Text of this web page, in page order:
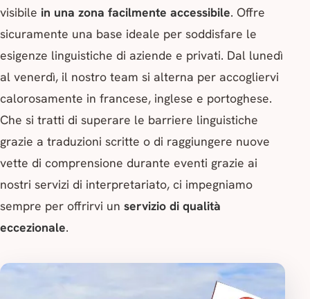
visibile in una zona facilmente accessibile. Offre
sicuramente una base ideale per soddisfare le
esigenze linguistiche di aziende e privati. Dal lunedì
al venerdì, il nostro team si alterna per accogliervi
calorosamente in francese, inglese e portoghese.
Che si tratti di superare le barriere linguistiche
grazie a traduzioni scritte o di raggiungere nuove
vette di comprensione durante eventi grazie ai
nostri servizi di interpretariato, ci impegniamo
sempre per offrirvi un servizio di qualità
eccezionale.